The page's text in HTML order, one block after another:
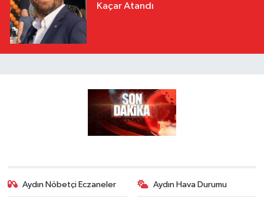
Kaçar Atandı
Aydın Nöbetçi Eczaneler Aydın Hava Durumu